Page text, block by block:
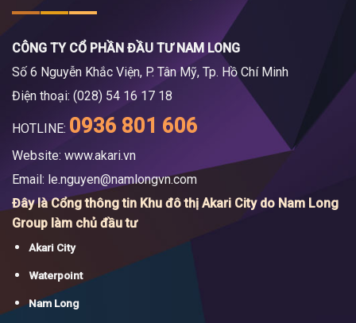
CÔNG TY CỔ PHẦN ĐẦU TƯ NAM LONG
Số 6 Nguyễn Khắc Viện, P. Tân Mỹ, Tp. Hồ Chí Minh
Điện thoại: (028) 54 16 17 18
HOTLINE: 0936 801 606
Website: www.akari.vn
Email: le.nguyen@namlongvn.com
Đây là Cổng thông tin Khu đô thị Akari City do Nam Long
Group làm chủ đầu tư
Akari City
Waterpoint
Nam Long